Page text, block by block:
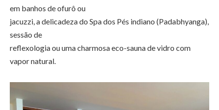
em banhos de ofurô ou
jacuzzi, a delicadeza do Spa dos Pés indiano (Padabhyanga),
sessão de
reflexologia ou uma charmosa eco-sauna de vidro com
vapor natural.